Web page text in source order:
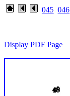
045 046
Display PDF Page